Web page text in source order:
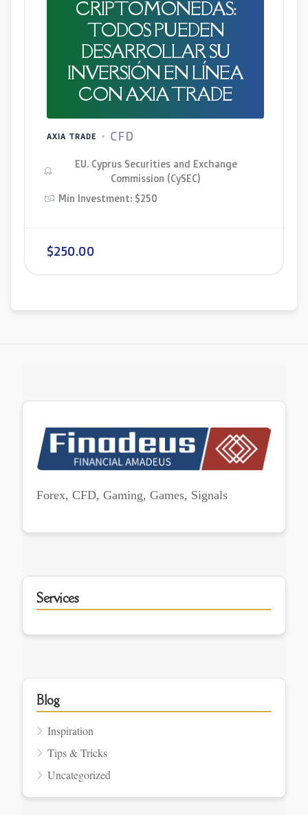
CRIPTOMONEDAS:
TODOS PUEDEN
DESARROLLAR SU
INVERSIÓN EN LÍNEA
CON AXIA TRADE
AXIA TRADE CFD
EU. Cyprus Securities and Exchange
Commission (CySEC)
Min Investment: $250
$250.00
Forex, CFD, Gaming, Games, Signals
Services
Blog
Inspiration
Tips & Tricks
Uncategorized